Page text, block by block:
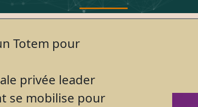
Totem pour
privée leader
se mobilise pour